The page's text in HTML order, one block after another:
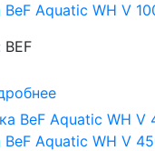
Aquatic WH V
BEF
Aquatic WH V